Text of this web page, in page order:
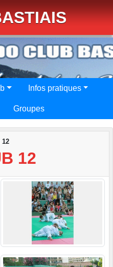
Infos pratiques
Groupes
12
12